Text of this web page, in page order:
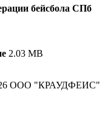
бейсбола СПб
2.03 MB
ООО "КРАУДФЕИС"